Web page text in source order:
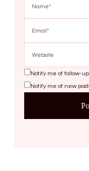
Notify me of follow-
Notify me of new